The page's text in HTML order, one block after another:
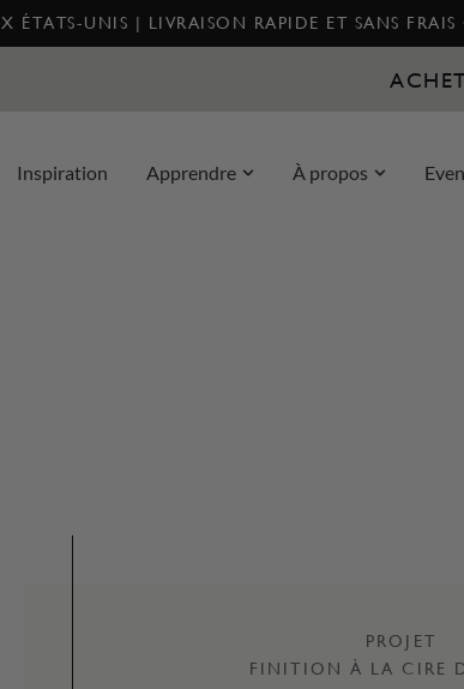
UNIS | LIVRAISON RAPIDE ET SANS FRAIS
Inspiration Apprendre À propos
PROJET
FINITION À LA CIRE